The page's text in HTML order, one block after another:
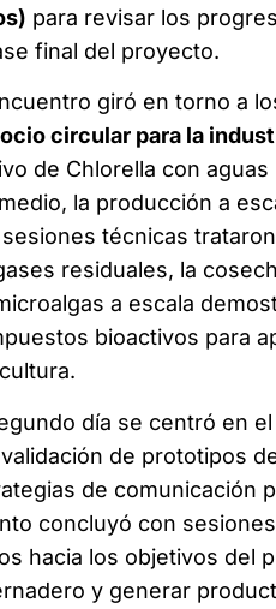
para revisar los
final del proyecto.
giró en torno a
circular para la
de Chlorella con
la producción a
sesiones técnicas
residuales, la
a escala
bioactivos para
día se centró en
de prototipos
de comunicación
concluyó con
hacia los objetivos del
y generar